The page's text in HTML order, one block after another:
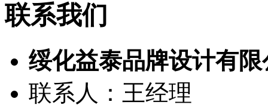
联系我们
绥化益泰品牌设计有限
联系人：王经理